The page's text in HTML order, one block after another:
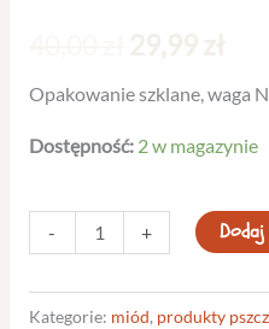
Opakowanie szklane, waga
Dostępność: 2 w magazynie
- +
Kategorie: miód, produkty